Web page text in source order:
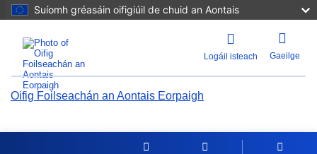
Suíomh gréasáin oifigiúil de chuid an Aontais
Logáil isteach Gaeilge
Oifig Foilseachán an Aontais Eorpaigh